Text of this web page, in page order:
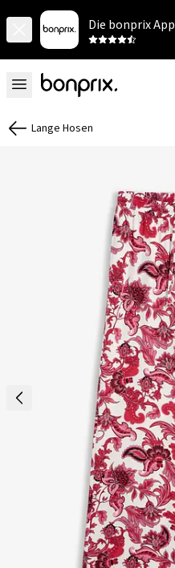
Die bonprix App
Lange Hosen